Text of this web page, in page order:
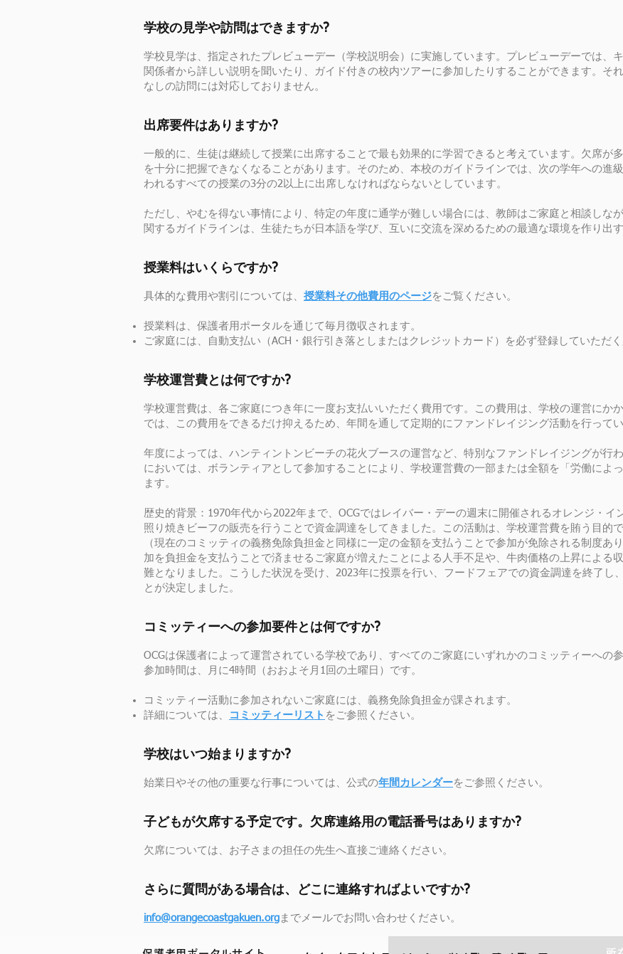
学校の見学や訪問はできますか?
学校見学は、指定されたプレビューデー（学校説明会）に実施しています。プレビューデーでは、
関係者から詳しい説明を聞いたり、ガイド付きの校内ツアーに参加したりすることができます。そ
なしの訪問には対応しておりません。
出席要件はありますか?
一般的に、生徒は継続して授業に出席することで最も効果的に学習できると考えています。欠席が
を十分に把握できなくなることがあります。そのため、本校のガイドラインでは、次の学年への進
われるすべての授業の3分の2以上に出席しなければならないとしています。
ただし、やむを得ない事情により、特定の年度に通学が難しい場合には、教師はご家庭と相談しな
関するガイドラインは、生徒たちが日本語を学び、互いに交流を深めるための最適な環境を作り出
授業料はいくらですか?
具体的な費用や割引については、 授業料その他費用のページをご覧ください。
授業料は、保護者用ポータルを通じて毎月徴収されます。
ご家庭には、自動支払い（ACH・銀行引き落としまたはクレジットカード）を必ず登録していただく
学校運営費とは何ですか?
学校運営費は、各ご家庭につき年に一度お支払いいただく費用です。この費用は、学校の運営にか
では、この費用をできるだけ抑えるため、年間を通して定期的にファンドレイジング活動を行ってい
年度によっては、ハンティントンビーチの花火ブースの運営など、特別なファンドレイジングが行
においては、ボランティアとして参加することにより、学校運営費の一部または全額を「労働によ
ます。
歴史的背景：1970年代から2022年まで、OCGではレイバー・デーの週末に開催されるオレンジ・イ
照り焼きビーフの販売を行うことで資金調達をしてきました。この活動は、学校運営費を賄う目的
（現在のコミッティの義務免除負担金と同様に一定の金額を支払うことで参加が免除される制度あ
加を負担金を支払うことで済ませるご家庭が増えたことによる人手不足や、牛肉価格の上昇による
難となりました。こうした状況を受け、2023年に投票を行い、フードフェアでの資金調達を終了し
とが決定しました。
コミッティーへの参加要件とは何ですか?
OCGは保護者によって運営されている学校であり、すべてのご家庭にいずれかのコミッティーへの
参加時間は、月に4時間（おおよそ月1回の土曜日）です。
コミッティー活動に参加されないご家庭には、義務免除負担金が課されます。
詳細については、
コミッティーリスト をご参照ください。
学校はいつ始まりますか?
始業日やその他の重要な行事については、公式の年間カレンダーをご参照ください。
子どもが欠席する予定です。欠席連絡用の電話番号はありますか?
欠席については、お子さまの担任の先生へ直接ご連絡ください。
さらに質問がある場合は、どこに連絡すればよいですか?
info@orangecoastgakuen.org までメールでお問い合わせください。